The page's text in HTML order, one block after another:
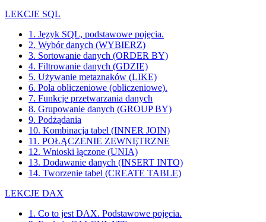
LEKCJE SQL
1. Język SQL, podstawowe pojęcia.
2. Wybór danych (WYBIERZ)
3. Sortowanie danych (ORDER BY)
4. Filtrowanie danych (GDZIE)
5. Używanie metaznaków (LIKE)
6. Pola obliczeniowe (obliczeniowe).
7. Funkcje przetwarzania danych
8. Grupowanie danych (GROUP BY)
9. Podżądania
10. Kombinacja tabel (INNER JOIN)
11. POŁĄCZENIE ZEWNĘTRZNE
12. Wnioski łączone (UNIA)
13. Dodawanie danych (INSERT INTO)
14. Tworzenie tabel (CREATE TABLE)
LEKCJE DAX
1. Co to jest DAX. Podstawowe pojęcia.